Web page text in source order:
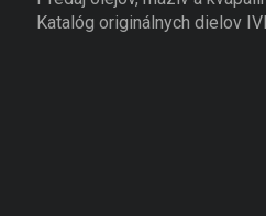
Katalóg originálnych dielov